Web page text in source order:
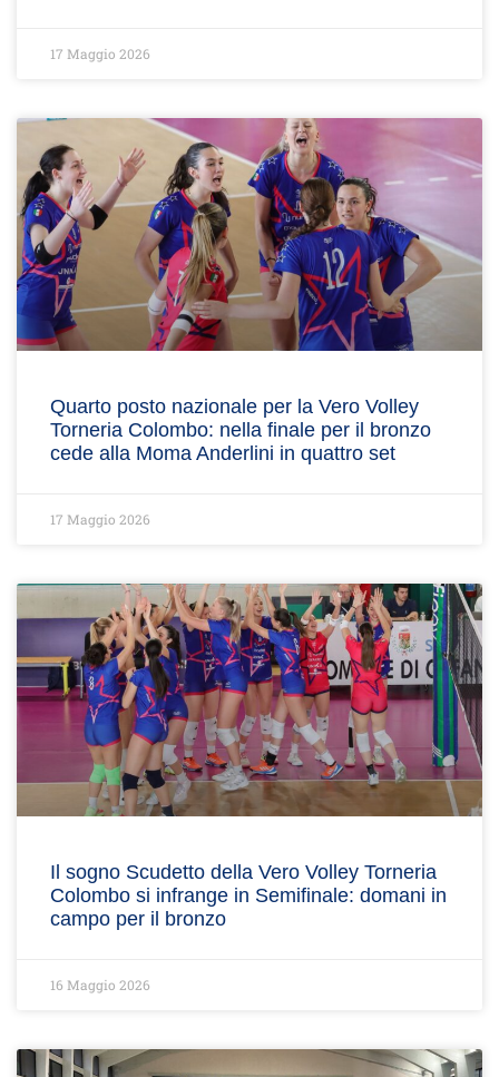
17 Maggio 2026
Quarto posto nazionale per la Vero Volley
Torneria Colombo: nella finale per il bronzo
cede alla Moma Anderlini in quattro set
17 Maggio 2026
Il sogno Scudetto della Vero Volley Torneria
Colombo si infrange in Semifinale: domani in
campo per il bronzo
16 Maggio 2026